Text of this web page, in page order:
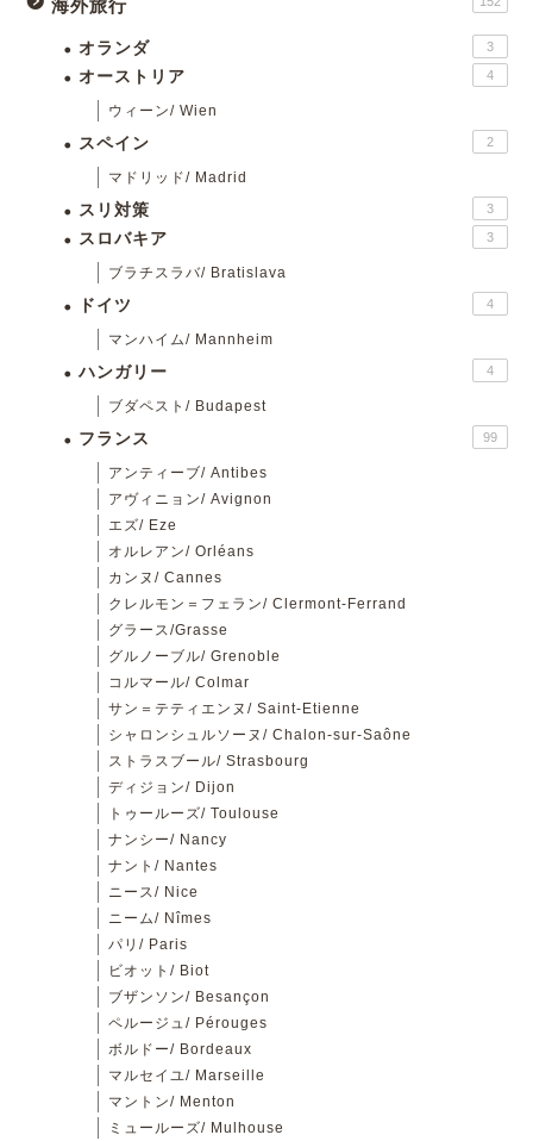
海外旅行
オランダ 3
オーストリア 4
ウィーン/ Wien
スペイン 2
マドリッド/ Madrid
スリ対策 3
スロバキア 3
ブラチスラバ/ Bratislava
ドイツ 4
マンハイム/ Mannheim
ハンガリー 4
ブダペスト/ Budapest
フランス 99
アンティーブ/ Antibes
アヴィニョン/ Avignon
エズ/ Eze
オルレアン/ Orléans
カンヌ/ Cannes
クレルモン＝フェラン/ Clermont-Ferrand
グラース/Grasse
グルノーブル/ Grenoble
コルマール/ Colmar
サン＝テティエンヌ/ Saint-Etienne
シャロンシュルソーヌ/ Chalon-sur-Saône
ストラスブール/ Strasbourg
ディジョン/ Dijon
トゥールーズ/ Toulouse
ナンシー/ Nancy
ナント/ Nantes
ニース/ Nice
ニーム/ Nîmes
パリ/ Paris
ビオット/ Biot
ブザンソン/ Besançon
ペルージュ/ Pérouges
ボルドー/ Bordeaux
マルセイユ/ Marseille
マントン/ Menton
ミュールーズ/ Mulhouse